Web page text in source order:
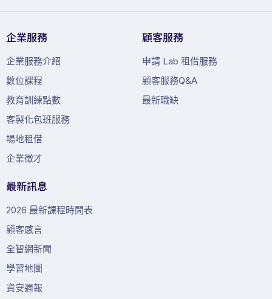
企業服務
企業服務介紹
數位課程
教育訓練點數
客製化包班服務
場地租借
企業徵才
顧客服務
申請 Lab 租借服務
顧客服務Q&A
最新職缺
最新訊息
2026 最新課程時間表
顧客感言
全智網新聞
學習地圖
資安週報